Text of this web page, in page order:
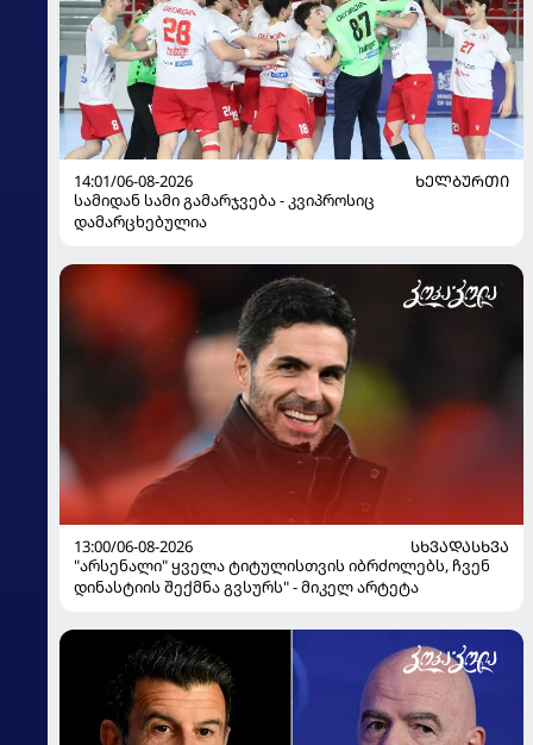
14:01/06-08-2026
ᲮᲔᲚᲑᲣᲠᲗᲘ
სამიდან სამი გამარჯვება - კვიპროსიც
დამარცხებულია
13:00/06-08-2026
ᲡᲮᲕᲐᲓᲐᲡᲮᲕᲐ
"არსენალი" ყველა ტიტულისთვის იბრძოლებს, ჩვენ
დინასტიის შექმნა გვსურს" - მიკელ არტეტა